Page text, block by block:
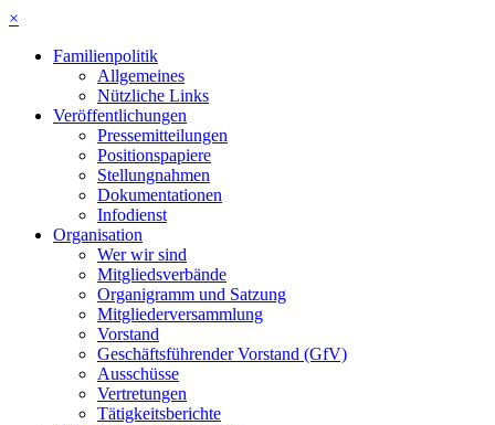
×
Familienpolitik
Allgemeines
Nützliche Links
Veröffentlichungen
Pressemitteilungen
Positionspapiere
Stellungnahmen
Dokumentationen
Infodienst
Organisation
Wer wir sind
Mitgliedsverbände
Organigramm und Satzung
Mitgliederversammlung
Vorstand
Geschäftsführender Vorstand (GfV)
Ausschüsse
Vertretungen
Tätigkeitsberichte